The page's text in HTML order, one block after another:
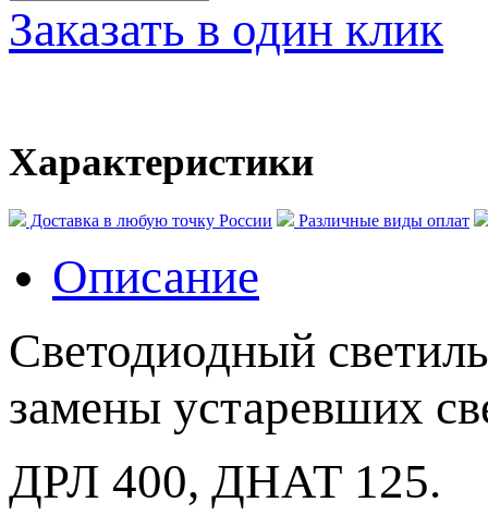
Заказать в один клик
Характеристики
Доставка в любую точку России Различные виды оплат
Описание
Светодиодный
замены устаревших
ДРЛ 400, ДНАТ 125.